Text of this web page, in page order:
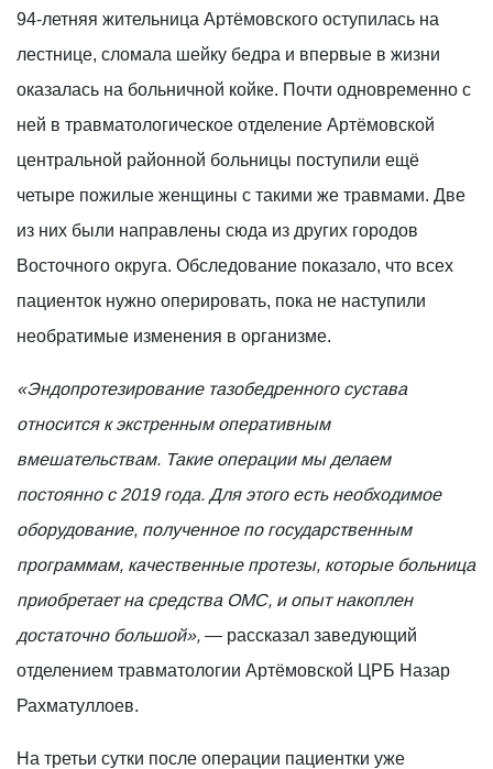
94-летняя жительница Артёмовского оступилась на
лестнице, сломала шейку бедра и впервые в жизни
оказалась на больничной койке. Почти одновременно с
ней в травматологическое отделение Артёмовской
центральной районной больницы поступили ещё
четыре пожилые женщины с такими же травмами. Две
из них были направлены сюда из других городов
Восточного округа. Обследование показало, что всех
пациенток нужно оперировать, пока не наступили
необратимые изменения в организме.
«Эндопротезирование тазобедренного сустава
относится к экстренным оперативным
вмешательствам. Такие операции мы делаем
постоянно с 2019 года. Для этого есть необходимое
оборудование, полученное по государственным
программам, качественные протезы, которые больница
приобретает на средства ОМС, и опыт накоплен
достаточно большой», — рассказал заведующий
отделением травматологии Артёмовской ЦРБ Назар
Рахматуллоев.
На третьи сутки после операции пациентки уже